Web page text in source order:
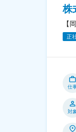
株
【
正
仕
対